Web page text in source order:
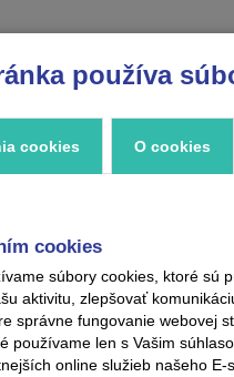
používa
cookies O cookies
cookies
súbory cookies, ktoré sú
aktivitu, zlepšovať
správne fungovanie webovej
používame len s Vašim
online služieb našeho E-